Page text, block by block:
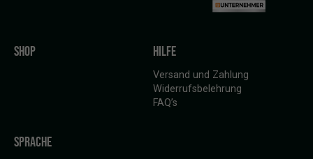
SHOP HILFE
Versand und Zahlung
Widerrufsbelehrung
FAQ’s
SPRACHE